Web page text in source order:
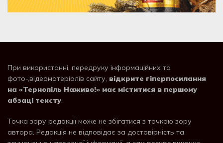
При використанні, передруку інформаційних та
фото-,відеоматеріалів сайту, відкрите гіперпосилання
на «Тернопіль Наживо!» має міститися в першому
абзаці тексту.
Точка зору редакції може не збігатися з точкою зору
автора. Редакція не відповідає за достовірність та